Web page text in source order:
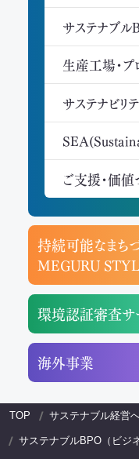
サステナブル
生産工場・プ
サステナビリ
ご支援・価値
持続可能なまちづ
MEGURU
環境認証審査サ
海外事業
TOP サステナブル経営
サステナブルBPO（ビジ